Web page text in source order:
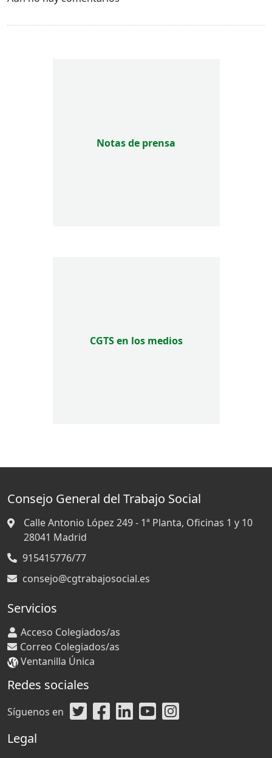
Notas de prensa
CGTS en los medios
Consejo General del Trabajo Social
Calle Antonio López 249 - 1ª Planta, Oficinas 1 y 10
28041 Madrid
915415776/77
consejo@cgtrabajosocial.es
Servicios
Acceso Colegiados/as
Correo Colegiados/as
Ventanilla Única
Redes sociales
Síguenos en
Legal